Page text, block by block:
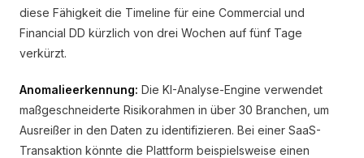
diese Fähigkeit die Timeline für eine Commercial und
Financial DD kürzlich von drei Wochen auf fünf Tage
verkürzt.
Anomalieerkennung: Die KI-Analyse-Engine verwendet
maßgeschneiderte Risikorahmen in über 30 Branchen, um
Ausreißer in den Daten zu identifizieren. Bei einer SaaS-
Transaktion könnte die Plattform beispielsweise einen